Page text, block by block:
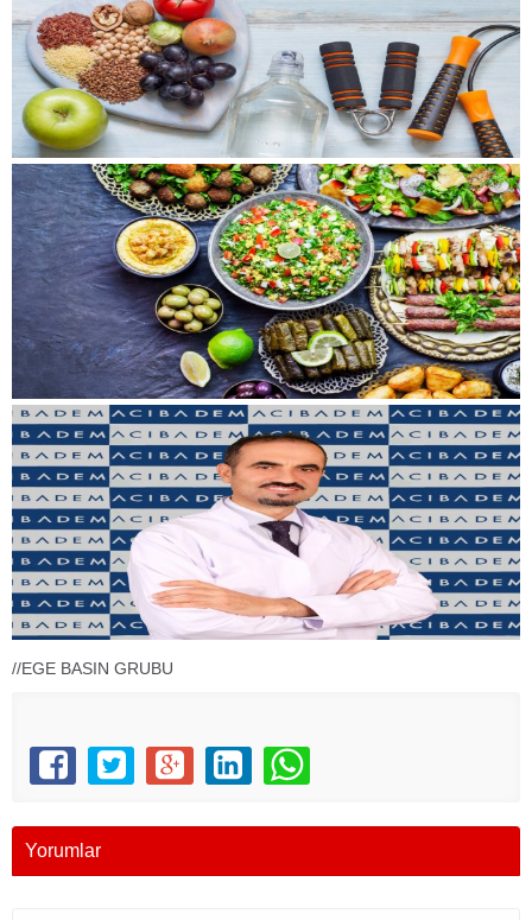
//EGE BASIN GRUBU
Yorumlar